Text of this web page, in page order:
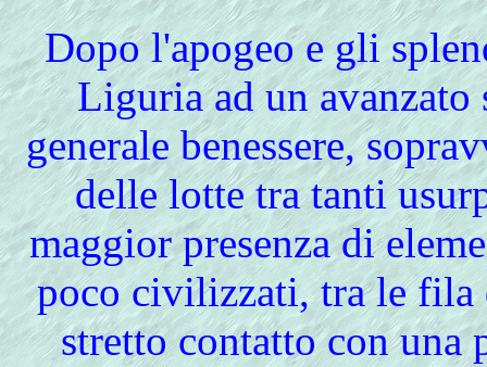
Dopo l'apogeo e gli
Liguria ad un
generale benessere,
delle lotte tra tanti
maggior presenza di
poco civilizzati, tra le fila
stretto contatto con una